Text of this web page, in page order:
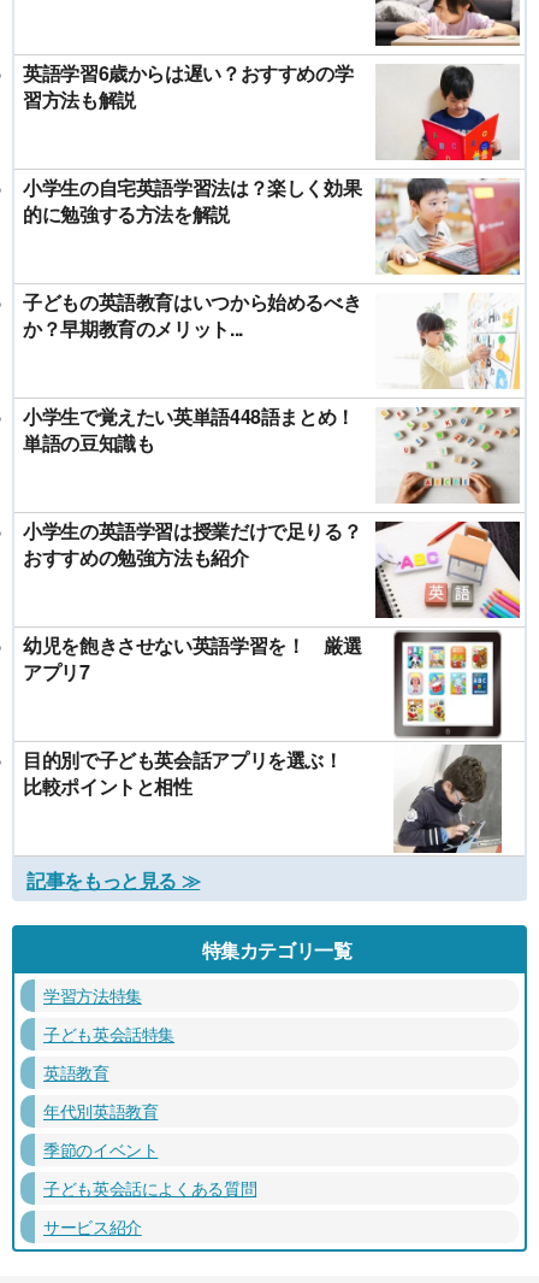
英語学習6歳からは遅い？おすすめの学
習方法も解説
小学生の自宅英語学習法は？楽しく効果
的に勉強する方法を解説
子どもの英語教育はいつから始めるべき
か？早期教育のメリット...
小学生で覚えたい英単語448語まとめ！
単語の豆知識も
小学生の英語学習は授業だけで足りる？
おすすめの勉強方法も紹介
幼児を飽きさせない英語学習を！ 厳選
アプリ7
目的別で子ども英会話アプリを選ぶ！
比較ポイントと相性
記事をもっと見る ≫
特集カテゴリ一覧
学習方法特集
子ども英会話特集
英語教育
年代別英語教育
季節のイベント
子ども英会話によくある質問
サービス紹介